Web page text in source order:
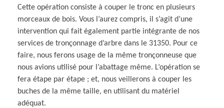
Cette opération consiste à couper le tronc en plusieurs
morceaux de bois. Vous l’aurez compris, il s’agit d’une
intervention qui fait également partie intégrante de nos
services de tronçonnage d’arbre dans le 31350. Pour ce
faire, nous ferons usage de la même tronçonneuse que
nous avions utilisé pour l’abattage même. L’opération se
fera étape par étape ; et, nous veillerons à couper les
buches de la même taille, en utilisant du matériel
adéquat.